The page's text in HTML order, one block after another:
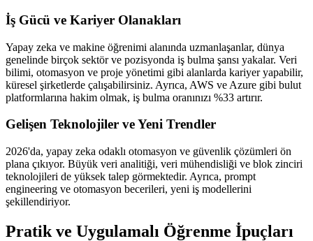
İş Gücü ve Kariyer Olanakları
Yapay zeka ve makine öğrenimi alanında uzmanlaşanlar, dünya
genelinde birçok sektör ve pozisyonda iş bulma şansı yakalar. Veri
bilimi, otomasyon ve proje yönetimi gibi alanlarda kariyer yapabilir,
küresel şirketlerde çalışabilirsiniz. Ayrıca, AWS ve Azure gibi bulut
platformlarına hakim olmak, iş bulma oranınızı %33 artırır.
Gelişen Teknolojiler ve Yeni Trendler
2026'da, yapay zeka odaklı otomasyon ve güvenlik çözümleri ön
plana çıkıyor. Büyük veri analitiği, veri mühendisliği ve blok zinciri
teknolojileri de yüksek talep görmektedir. Ayrıca, prompt
engineering ve otomasyon becerileri, yeni iş modellerini
şekillendiriyor.
Pratik ve Uygulamalı Öğrenme İpuçları